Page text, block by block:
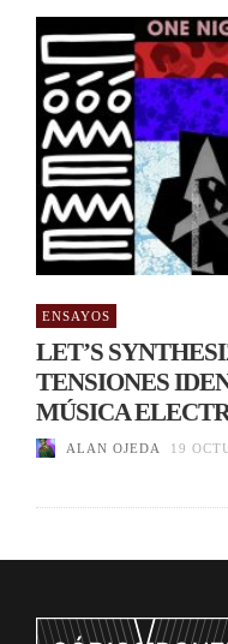
ENSAYOS
LET’S
TENSIONES
MÚSICA
ALAN OJEDA 19